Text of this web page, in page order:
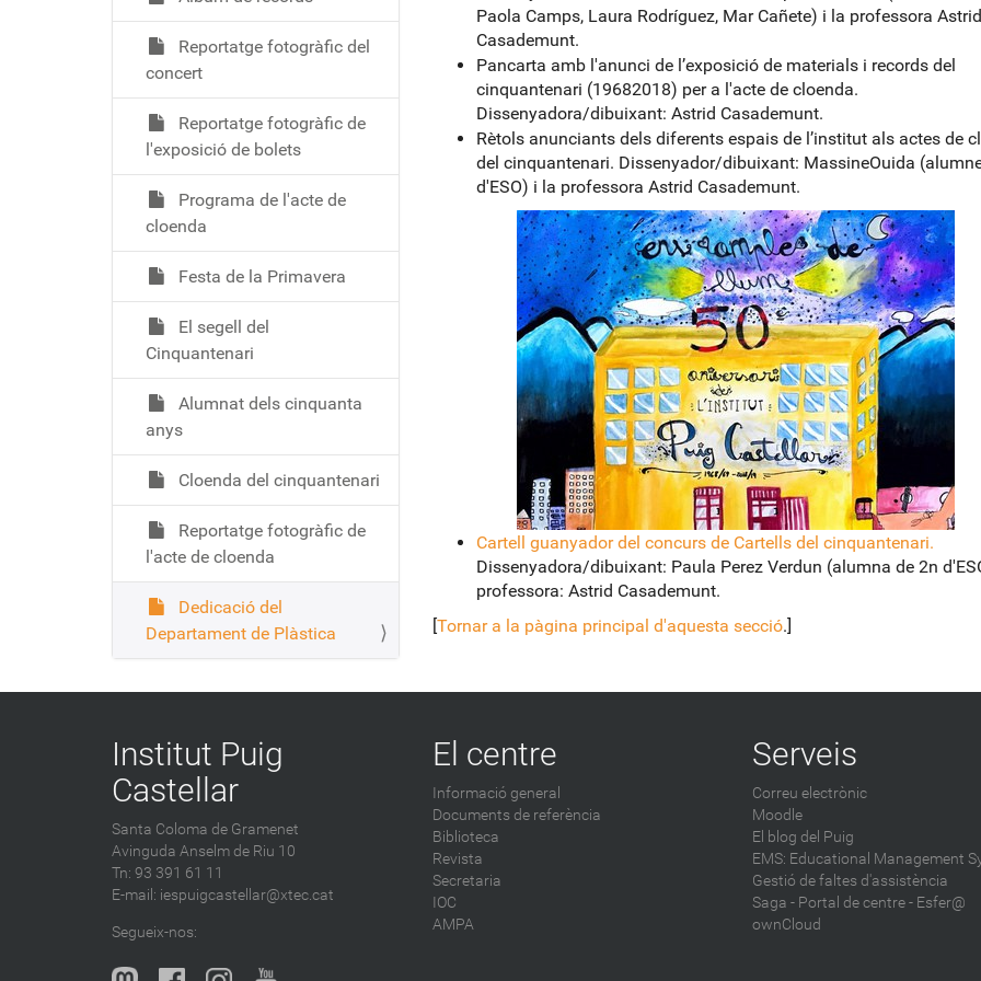
Paola Camps, Laura Rodríguez, Mar Cañete) i la professora Astrid
Casademunt.
Pancarta amb l'anunci de l’exposició de materials i records del
cinquantenari (19682018) per a l'acte de cloenda.
Dissenyadora/dibuixant: Astrid Casademunt.
Rètols anunciants dels diferents espais de l’institut als actes de
del cinquantenari. Dissenyador/dibuixant: MassineOuida
d'ESO) i la professora Astrid Casademunt.
Cartell guanyador del concurs de Cartells del cinquantenari.
Dissenyadora/dibuixant: Paula Perez Verdun (alumna de 2n
professora: Astrid Casademunt.
[Tornar a la pàgina principal d'aquesta secció.]
Reportatge fotogràfic del
concert
Reportatge fotogràfic de
l'exposició de bolets
Programa de l'acte de
cloenda
Festa de la Primavera
El segell del
Cinquantenari
Alumnat dels cinquanta
anys
Cloenda del cinquantenari
Reportatge fotogràfic de
l'acte de cloenda
Dedicació del
Departament de Plàstica
Institut Puig
Castellar
Santa Coloma de Gramenet
Avinguda Anselm de Riu 10
Tn: 93 391 61 11
E-mail: iespuigcastellar@xtec.cat
Segueix-nos:
El centre
Informació general
Documents de referència
Biblioteca
Revista
Secretaria
IOC
AMPA
Serveis
Correu electrònic
Moodle
El blog del Puig
EMS: Educational Management
Gestió de faltes d'assistència
Saga - Portal de centre - Esfer@
ownCloud